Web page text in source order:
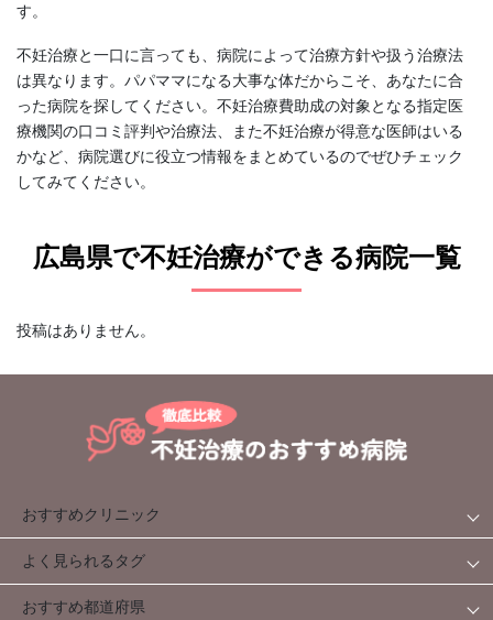
す。
不妊治療と一口に言っても、病院によって治療方針や扱う治療法
は異なります。パパママになる大事な体だからこそ、あなたに合
った病院を探してください。不妊治療費助成の対象となる指定医
療機関の口コミ評判や治療法、また不妊治療が得意な医師はいる
かなど、病院選びに役立つ情報をまとめているのでぜひチェック
してみてください。
広島県で不妊治療ができる病院一覧
投稿はありません。
おすすめクリニック
よく見られるタグ
おすすめ都道府県